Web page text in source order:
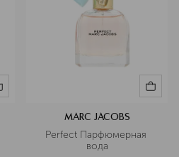
MARC JACOBS
Perfect Парфюмерная
вода